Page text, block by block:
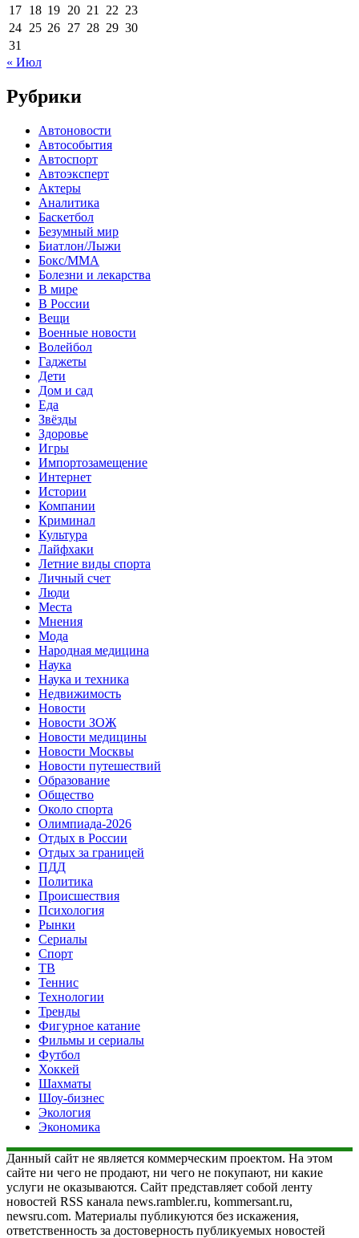
17 18 19 20 21 22 23
24 25 26 27 28 29 30
31
« Июл
Рубрики
Автоновости
Автособытия
Автоспорт
Автоэксперт
Актеры
Аналитика
Баскетбол
Безумный мир
Биатлон/Лыжи
Бокс/MMA
Болезни и лекарства
В мире
В России
Вещи
Военные новости
Волейбол
Гаджеты
Дети
Дом и сад
Еда
Звёзды
Здоровье
Игры
Импортозамещение
Интернет
Истории
Компании
Криминал
Культура
Лайфхаки
Летние виды спорта
Личный счет
Люди
Места
Мнения
Мода
Народная медицина
Наука
Наука и техника
Недвижимость
Новости
Новости ЗОЖ
Новости медицины
Новости Москвы
Новости путешествий
Образование
Общество
Около спорта
Олимпиада-2026
Отдых в России
Отдых за границей
ПДД
Политика
Происшествия
Психология
Рынки
Сериалы
Спорт
ТВ
Теннис
Технологии
Тренды
Фигурное катание
Фильмы и сериалы
Футбол
Хоккей
Шахматы
Шоу-бизнес
Экология
Экономика
Данный сайт не является коммерческим проектом. На этом
сайте ни чего не продают, ни чего не покупают, ни какие
услуги не оказываются. Сайт представляет собой ленту
новостей RSS канала news.rambler.ru, kommersant.ru,
newsru.com. Материалы публикуются без искажения,
ответственность за достоверность публикуемых новостей